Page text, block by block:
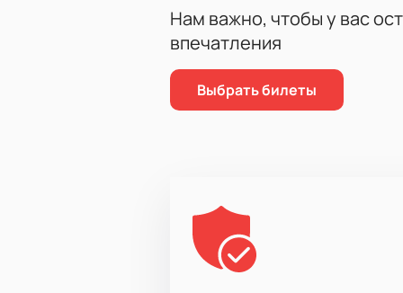
Нам важно, чтобы у вас
впечатления
Выбрать билеты